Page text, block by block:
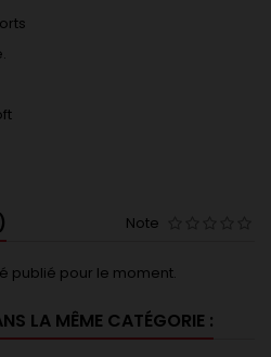
Note
publié pour le moment.
LA MÊME CATÉGORIE :